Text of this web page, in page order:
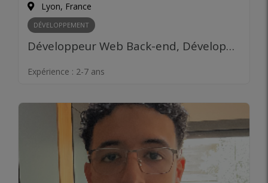
Lyon, France
DÉVELOPPEMENT
Développeur Web Back-end, Développeur Web Front-end, Développeur Mobile, Ingénieur logiciel, Développeur fullstack
Expérience : 2-7 ans